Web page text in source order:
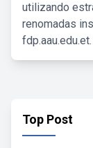
utilizando
renomadas
fdp.aau.edu.et.
Top Post